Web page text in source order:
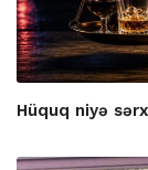
Hüquq niyə